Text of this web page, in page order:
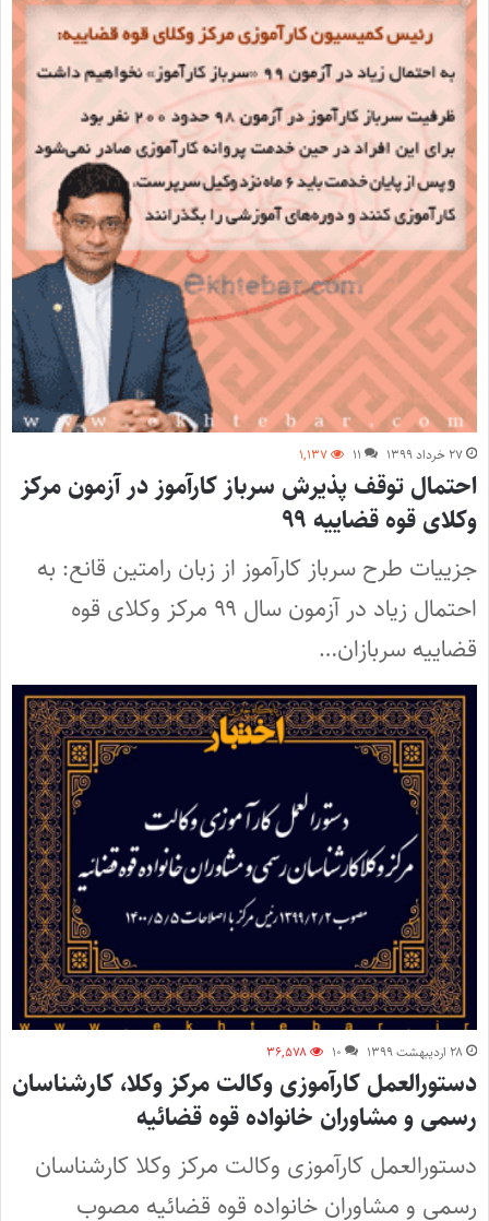
۲۷ خرداد ۱۳۹۹ ۱۱ ۱,۱۳۷
احتمال توقف پذیرش سرباز کارآموز در آزمون مرکز
وکلای قوه قضاییه ۹۹
جزییات طرح سرباز کارآموز از زبان رامتین قانع: به
احتمال زیاد در آزمون سال ۹۹ مرکز وکلای قوه
قضاییه سربازان…
۲۸ اردیبهشت ۱۳۹۹ ۱۰ ۳۶,۵۷۸
دستورالعمل کارآموزی وکالت مرکز وکلا، کارشناسان
رسمی و مشاوران خانواده قوه قضائیه
دستورالعمل کارآموزی وکالت مرکز وکلا کارشناسان
رسمی و مشاوران خانواده قوه قضائیه مصوب